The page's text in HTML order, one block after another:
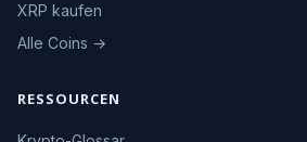
XRP kaufen
Alle Coins →
RESSOURCEN